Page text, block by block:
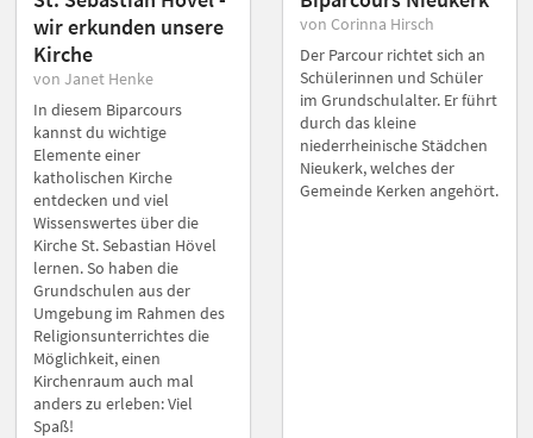
wir erkunden unsere
Kirche
von Janet Henke
In diesem Biparcours
kannst du wichtige
Elemente einer
katholischen Kirche
entdecken und viel
Wissenswertes über die
Kirche St. Sebastian Hövel
lernen. So haben die
Grundschulen aus der
Umgebung im Rahmen des
Religionsunterrichtes die
Möglichkeit, einen
Kirchenraum auch mal
anders zu erleben: Viel
Spaß!
von Corinna Hirsch
Der Parcour richtet sich an
Schülerinnen und Schüler
im Grundschulalter. Er führt
durch das kleine
niederrheinische Städchen
Nieukerk, welches der
Gemeinde Kerken angehört.